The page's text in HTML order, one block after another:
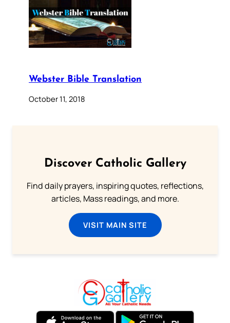
Webster Bible Translation
October 11, 2018
Discover Catholic Gallery
Find daily prayers, inspiring quotes, reflections,
articles, Mass readings, and more.
VISIT MAIN SITE